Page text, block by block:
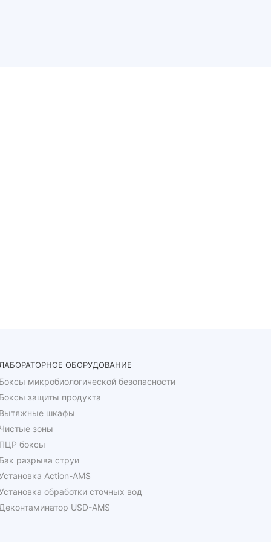
ЛАБОРАТОРНОЕ ОБОРУДОВАНИЕ
Боксы микробиологической безопасности
Боксы защиты продукта
Вытяжные шкафы
Чистые зоны
ПЦР боксы
Бак разрыва струи
Action-AMS
обработки сточных вод
Деконтаминатор USD-AMS